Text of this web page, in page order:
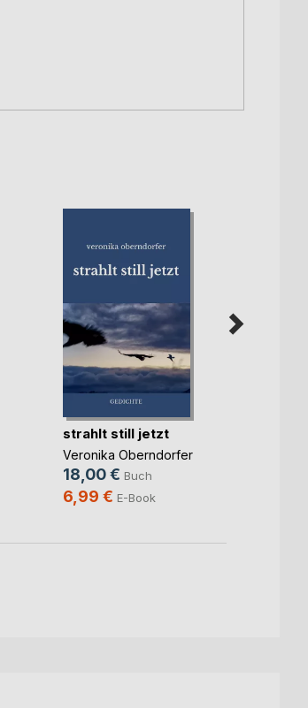
strahlt still jetzt
Veronika Oberndorfer
18,00 € Buch
6,99 € E-Book